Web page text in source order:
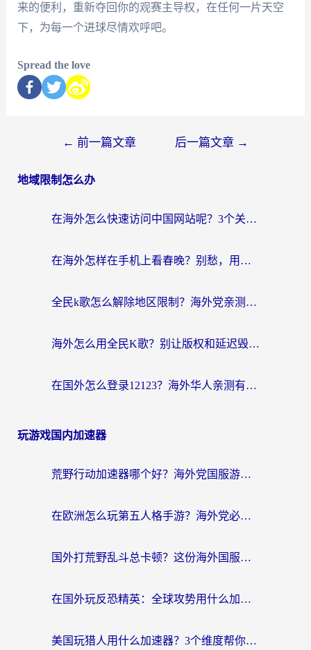
来的便利，重新夺回你的观赛主导权，在任何一片天空
下，为每一个进球尽情欢呼吧。
Spread the love
← 前一篇文章 后一篇文章 →
地域限制怎么办
在海外怎么快速访问中国网站呢？3个关键选择标准帮你避开踩坑
在海外怎样在手机上看春晚？别愁，用对工具轻松解锁国内所有好内容
全民k歌怎么解除地区限制？海外党亲测有效的回国加速方案
海外怎么用全民K歌？别让版权和延迟毁了你的主场秀
在国外怎么登录12123？海外华人亲测有效的回国加速方案
玩游戏国内加速器
荒野行动加速器哪个好？海外党国服游戏畅玩终极指南（附实测体验）
在欧洲怎么玩第五人格手游？海外党必看的国服游戏加速器选择指南
国外打荒野乱斗总卡顿？这份海外国服游戏加速器选择指南帮你解决所有痛点
在国外玩反恐精英：全球攻势用什么加速器好呢？海外党实测避坑指南
美国玩猎人用什么加速器？3个维度帮你选对不踩坑